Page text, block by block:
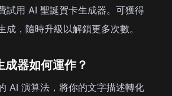
試用 AI 聖誕賀卡生成器。可獲得
成，隨時升級以解鎖更多次數。
器如何運作？
AI 演算法，將你的文字描述轉化